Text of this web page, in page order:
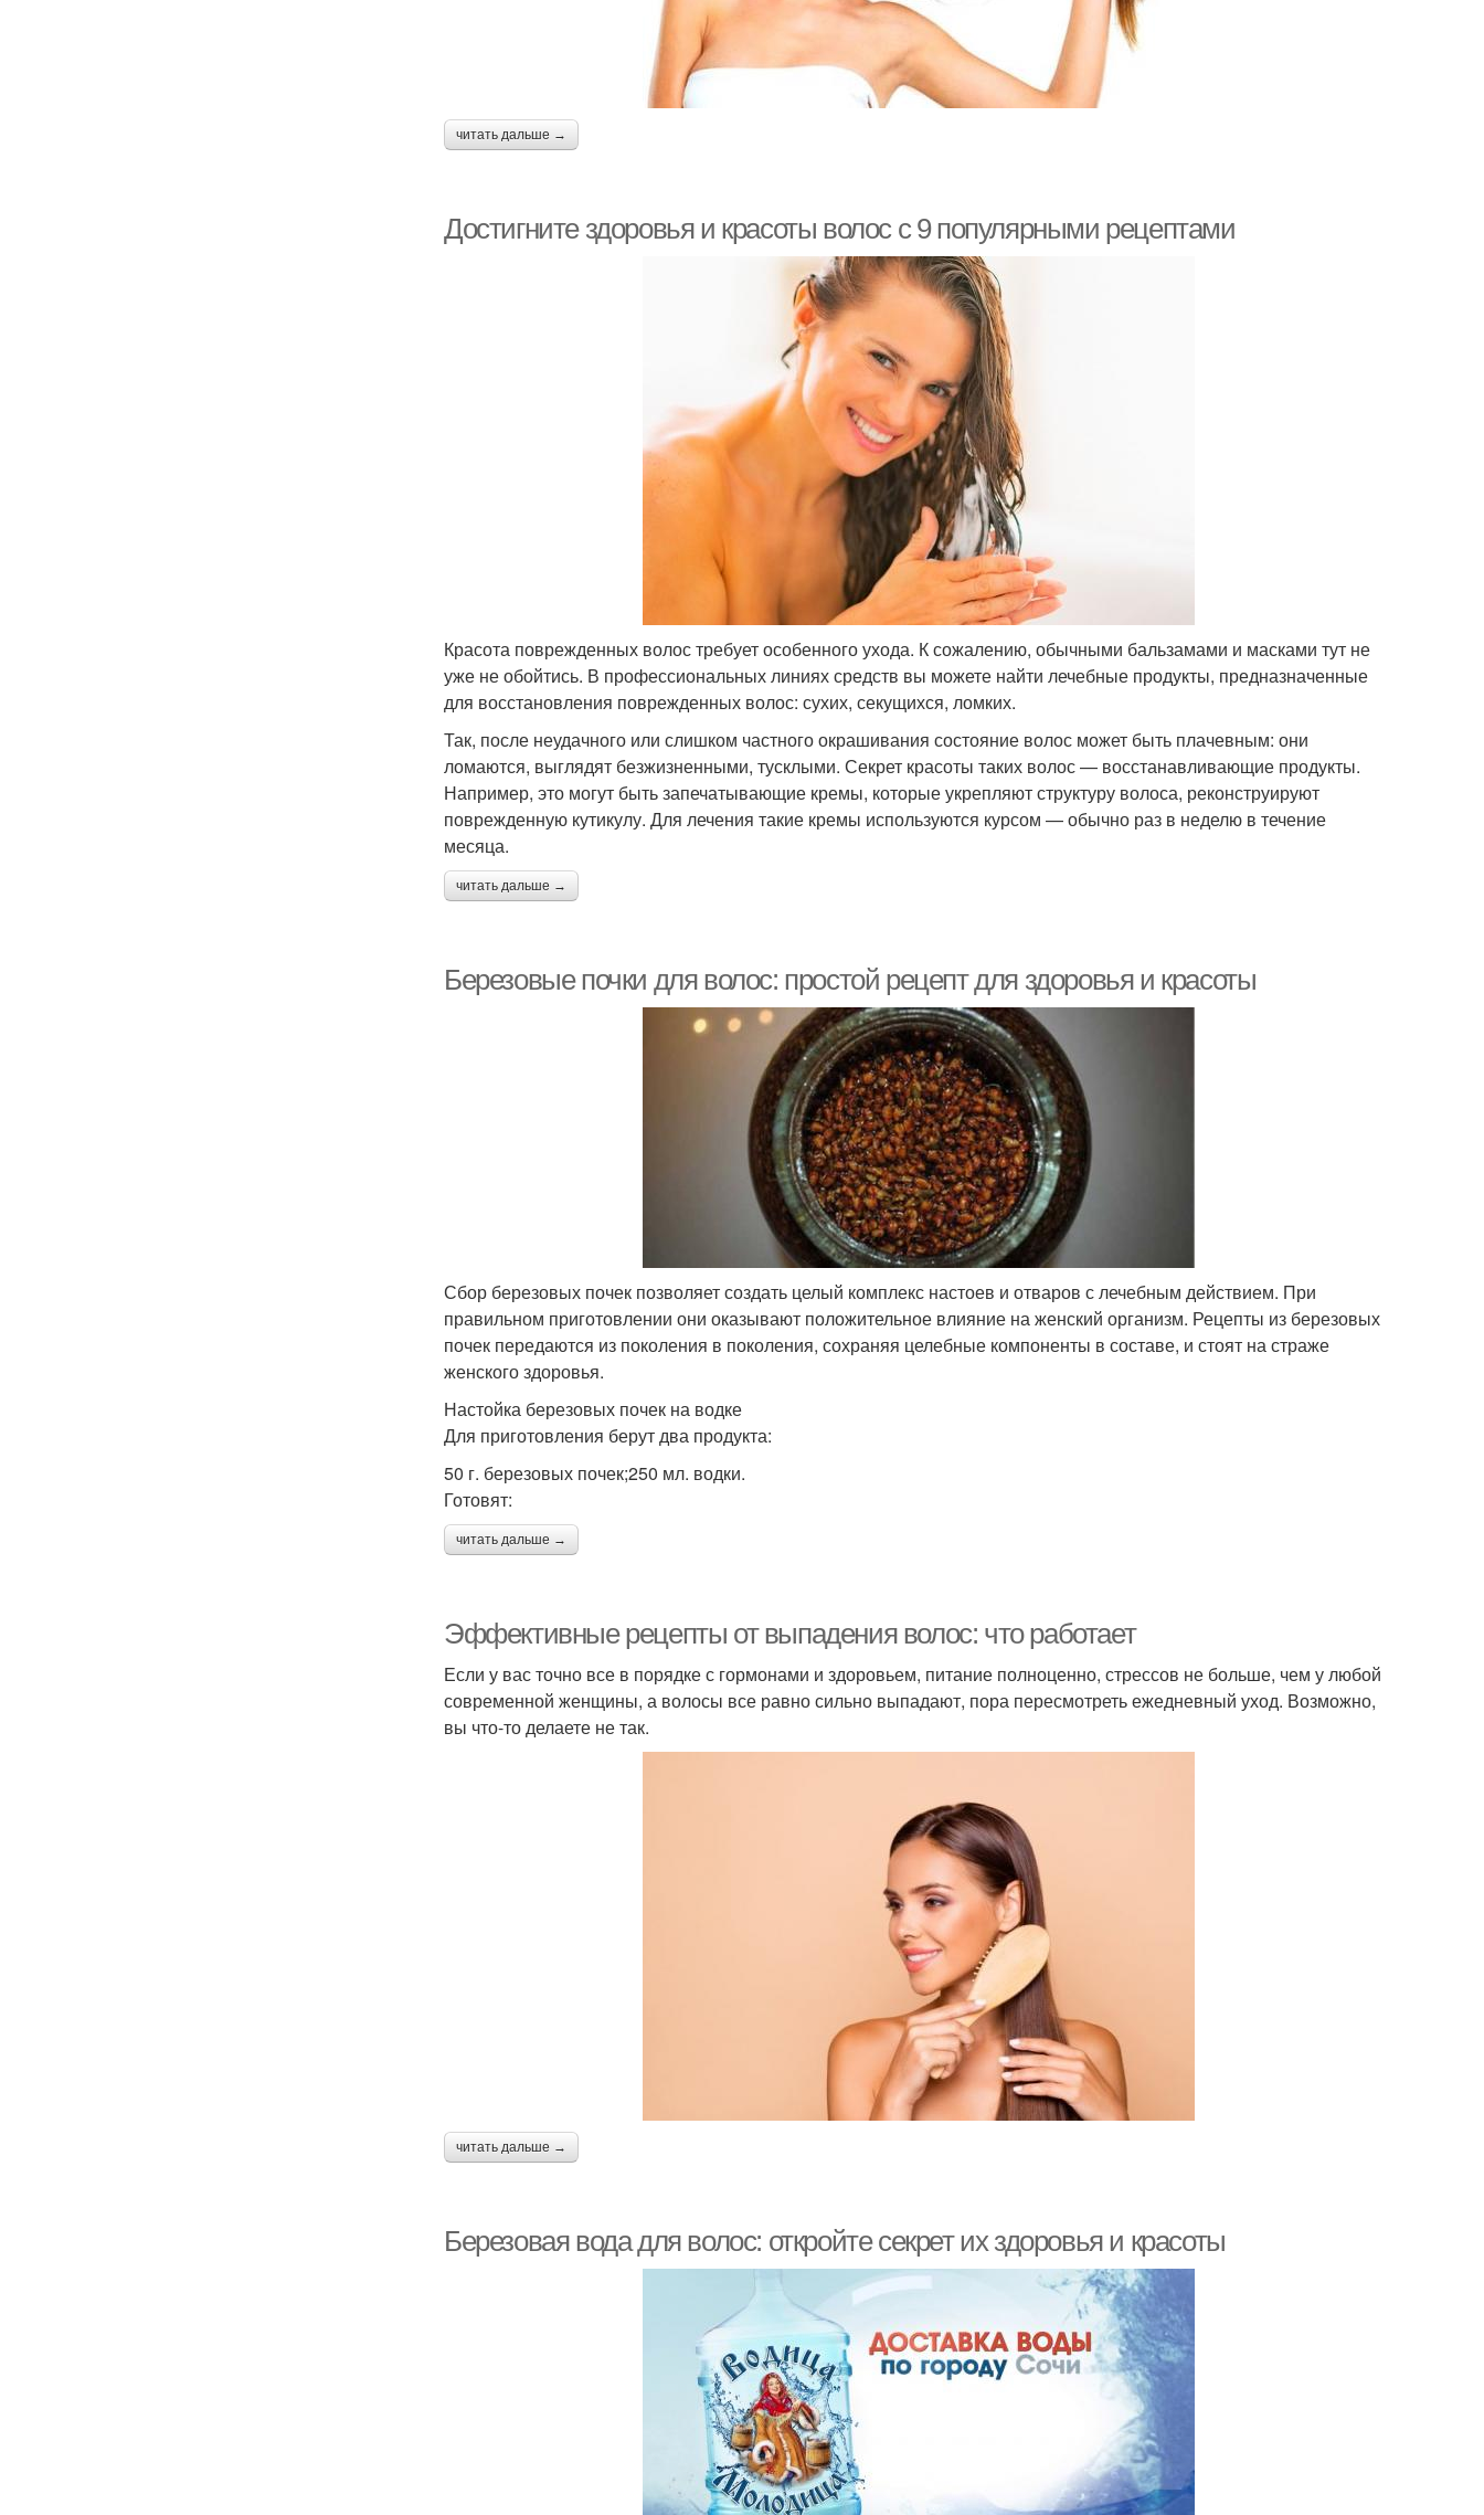
читать дальше →
Достигните здоровья и красоты волос с 9 популярными рецептами
Красота поврежденных волос требует особенного ухода. К сожалению, обычными бальзамами и масками тут не
уже не обойтись. В профессиональных линиях средств вы можете найти лечебные продукты, предназначенные
для восстановления поврежденных волос: сухих, секущихся, ломких.
Так, после неудачного или слишком частного окрашивания состояние волос может быть плачевным: они
ломаются, выглядят безжизненными, тусклыми. Секрет красоты таких волос — восстанавливающие продукты.
Например, это могут быть запечатывающие кремы, которые укрепляют структуру волоса, реконструируют
поврежденную кутикулу. Для лечения такие кремы используются курсом — обычно раз в неделю в течение
месяца.
читать дальше →
Березовые почки для волос: простой рецепт для здоровья и красоты
Сбор березовых почек позволяет создать целый комплекс настоев и отваров с лечебным действием. При
правильном приготовлении они оказывают положительное влияние на женский организм. Рецепты из березовых
почек передаются из поколения в поколения, сохраняя целебные компоненты в составе, и стоят на страже
женского здоровья.
Настойка березовых почек на водке
Для приготовления берут два продукта:
50 г. березовых почек;250 мл. водки.
Готовят:
читать дальше →
Эффективные рецепты от выпадения волос: что работает
Если у вас точно все в порядке с гормонами и здоровьем, питание полноценно, стрессов не больше, чем у любой
современной женщины, а волосы все равно сильно выпадают, пора пересмотреть ежедневный уход. Возможно,
вы что-то делаете не так.
читать дальше →
Березовая вода для волос: откройте секрет их здоровья и красоты